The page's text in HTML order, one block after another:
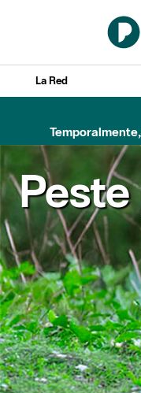
Saltar al contenido
La Red